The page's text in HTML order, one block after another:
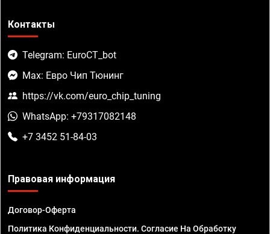
Контакты
Telegram: EuroCT_bot
Max: Евро Чип Тюнинг
https://vk.com/euro_chip_tuning
WhatsApp: +79317082148
+7 3452 51-84-03
Правовая информация
Договор-Оферта
Политика Конфиденциальности. Согласие На Обработку